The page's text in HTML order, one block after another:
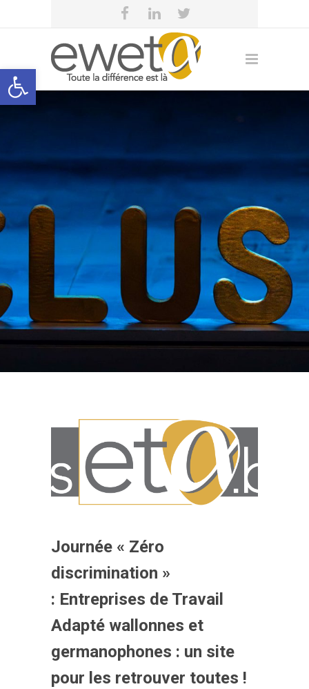
Open toolbar
eweta
Journée « Zéro
discrimination »
: Entreprises de Travail
Adapté wallonnes et
germanophones : un site
pour les retrouver toutes !